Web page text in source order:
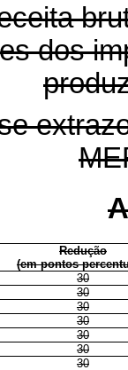
dos
Redução
(em pontos
30
30
30
30
30
30
30